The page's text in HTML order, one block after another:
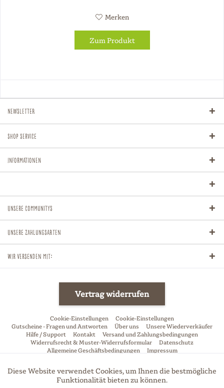
Merken
Zum Produkt
Newsletter
Shop Service
Informationen
Unsere Communitys
Unsere Zahlungsarten
Wir versenden mit:
Vertrag widerrufen
Cookie-Einstellungen
Cookie-Einstellungen
Gutscheine - Fragen und Antworten
Über uns
Unsere Wiederverkäufer
Hilfe / Support
Kontakt
Versand und Zahlungsbedingungen
Widerrufsrecht & Muster-Widerrufsformular
Datenschutz
Allgemeine Geschäftsbedingungen
Impressum
* Alle Preise inkl. gesetzl. Mehrwertsteuer zzgl. Versandkostenund ggf.
Nachnahmegebühren, wenn nicht anders beschrieben
Funktionale Aktiv
Diese Website verwendet Cookies, um Ihnen die bestmögliche
Funktionalität bieten zu können.